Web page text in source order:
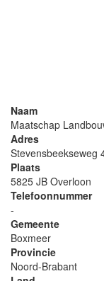
Naam
Maatschap
Adres
Stevensbeekseweg
Plaats
5825 JB Overloon
Telefoonnummer
-
Gemeente
Boxmeer
Provincie
Noord-Brabant